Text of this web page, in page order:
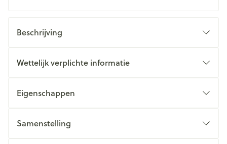
Beschrijving
Wettelijk verplichte informatie
Eigenschappen
Samenstelling